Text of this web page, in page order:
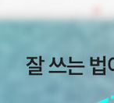
이 겁나기도 했을 겁
야죠. 그게 어려우면
랑이었지 내가 갖긴